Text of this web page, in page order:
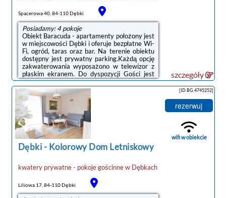
Spacerowa 40, 84-110 Dębki
Posiadamy: 4 pokoje
Obiekt Baracuda - apartamenty położony jest
w miejscowości Dębki i oferuje bezpłatne Wi-
Fi, ogród, taras oraz bar. Na terenie obiektu
dostępny jest prywatny parking.Każdą opcję
zakwaterowania wyposażono w telewizor z
płaskim ekranem. Do dyspozycji Gości jest
jadalnia, aneks kuchenny z doskonałym
wyposażeniem, prywatna łazienka z
prysznicem, bezpłatnym zestawem
kosmetyków i suszarką do włosów, a także
balkon z widokiem na ogród. Wyposażenie
obejmuje również lodówkę, zmywarkę,
mikrofalówkę, ekspres do kawy i
czajnik.Odległość ważnych miejsc od obiektu:
Plaża w ...
szczegóły
Dębki- Kolorowy Dom Letniskowy
kwatery prywatne - pokoje gościnnew Dębkach
Liliowa 17, 84-110 Dębki
[ID BG.4745252]
rezerwuj
wifi w obiekcie